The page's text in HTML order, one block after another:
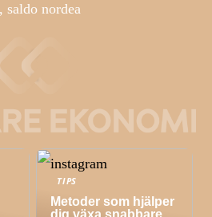
saldo nordea
TIPS
Metoder som hjälper
dig växa snabbare